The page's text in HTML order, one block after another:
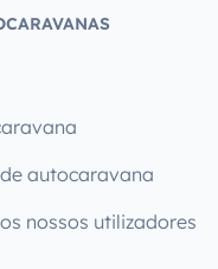
autocaravana
nossos utilizadores